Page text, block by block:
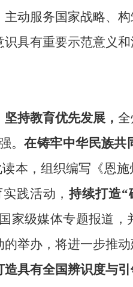
动服务国家战略、
具有重要示范意义和
持教育优先发展，
。在铸牢中华民族共
本，组织编写《恩
实践活动，持续打造“
家级媒体专题报道
举办，将进一步推
造具有全国辨识度与